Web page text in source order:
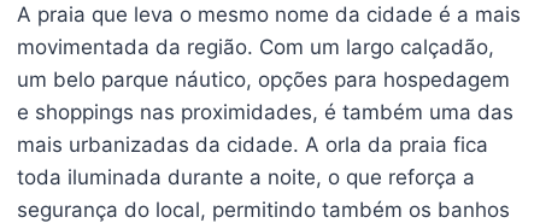
A praia que leva o mesmo nome da cidade é a mais
movimentada da região. Com um largo calçadão,
um belo parque náutico, opções para hospedagem
e shoppings nas proximidades, é também uma das
mais urbanizadas da cidade. A orla da praia fica
toda iluminada durante a noite, o que reforça a
segurança do local, permitindo também os banhos